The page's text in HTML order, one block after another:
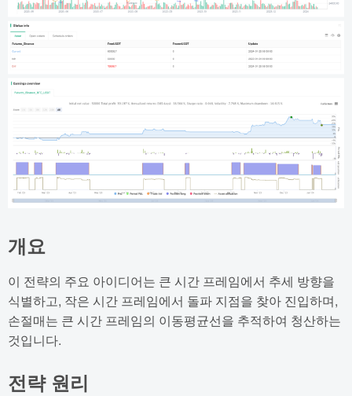
개요
이 전략의 주요 아이디어는 큰 시간 프레임에서 추세 방향을
식별하고, 작은 시간 프레임에서 돌파 지점을 찾아 진입하며,
손절매는 큰 시간 프레임의 이동평균선을 추적하여 청산하는
것입니다.
전략 원리